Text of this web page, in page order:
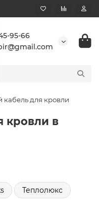
95-66
для кровли
кровли в
Теплолюкс